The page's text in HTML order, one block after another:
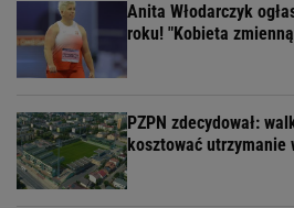
Anita Włodarczyk
roku! "Kobieta
PZPN zdecydował:
kosztować utrzymanie